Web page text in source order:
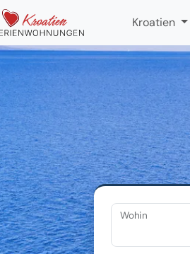
Kroatien
Wohin